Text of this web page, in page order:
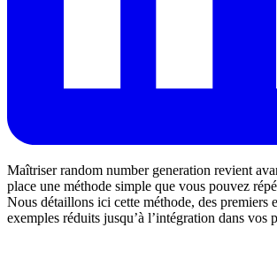
Maîtriser random number generation revient
place une méthode simple que vous pouvez
Nous détaillons ici cette méthode, des premiers
exemples réduits jusqu’à l’intégration dans vos